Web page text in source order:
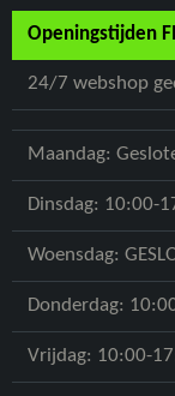
Openingstijden
24/7 webshop
Maandag:
Dinsdag: 10:00-
Woensdag:
Donderdag:
Vrijdag: 10:00-